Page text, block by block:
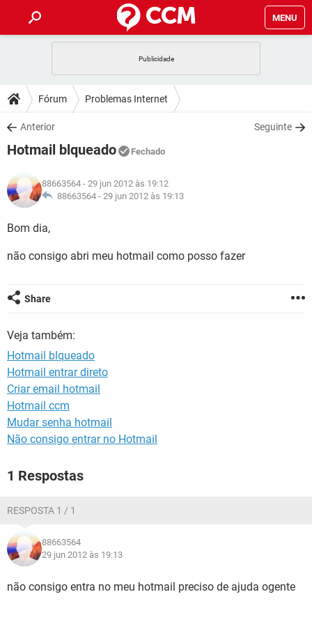
MENU
CELULAR FACEBOOK
OUTLOOK
INSTAGRAM
DICAS
JOGOS WHATSAPP
INSTAGRAM GMAIL
GUIA DE COMPRAS
DOWNLOADS
JOGOS
OUTLOOK EXCEL
INSTAGRAM
JOGOS WHATSAPP
CELULAR
OUTLOOK
INSTAGRAM GMAIL
GLOSSÁRIO
JOGOS
INSTAGRAM
Fórum Problemas Internet
Anterior Seguinte
Hotmail blqueado Fechado
88663564 - 29 jun 2012 às 19:12
88663564 - 29 jun 2012 às 19:13
Bom dia,
não consigo abri meu hotmail como posso fazer
Share
Veja também:
Hotmail blqueado
Hotmail entrar direto
Criar email hotmail
Hotmail ccm
Mudar senha hotmail
Não consigo entrar no Hotmail
1 Respostas
RESPOSTA 1 / 1
88663564
29 jun 2012 às 19:13
não consigo entra no meu hotmail preciso de ajuda ogente